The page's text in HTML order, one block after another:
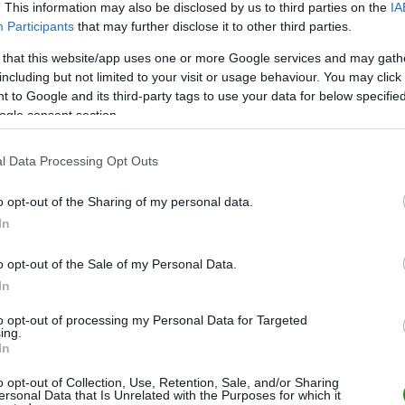
This information may also be disclosed by us to third parties on the
Participants that may further disclose it to other third parties.
that this website/app uses one or more Google services and may
but not limited to your visit or usage behaviour. You may
to Google and its third-party tags to use your data for below
consent section.
Data Processing Opt Outs
opt-out of the Sharing of my personal data.
opt-out of the Sale of my Personal Data.
opt-out of processing my Personal Data for Targeted
opt-out of Collection, Use, Retention, Sale, and/or Sharing
Data that Is Unrelated with the Purposes for which it
Arka
6wygranych
7remisów (41%)